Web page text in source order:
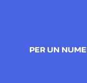
PER UN